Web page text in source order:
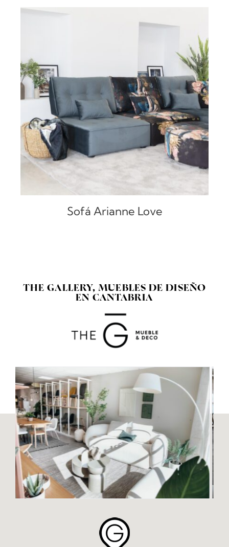
DETALLES
Sofá Arianne Love
THE GALLERY, MUEBLES DE DISEÑO
EN CANTABRIA